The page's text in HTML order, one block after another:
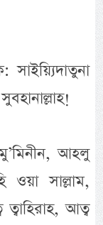
আহলু
ওয়া সাল্লাম,
আত্ব